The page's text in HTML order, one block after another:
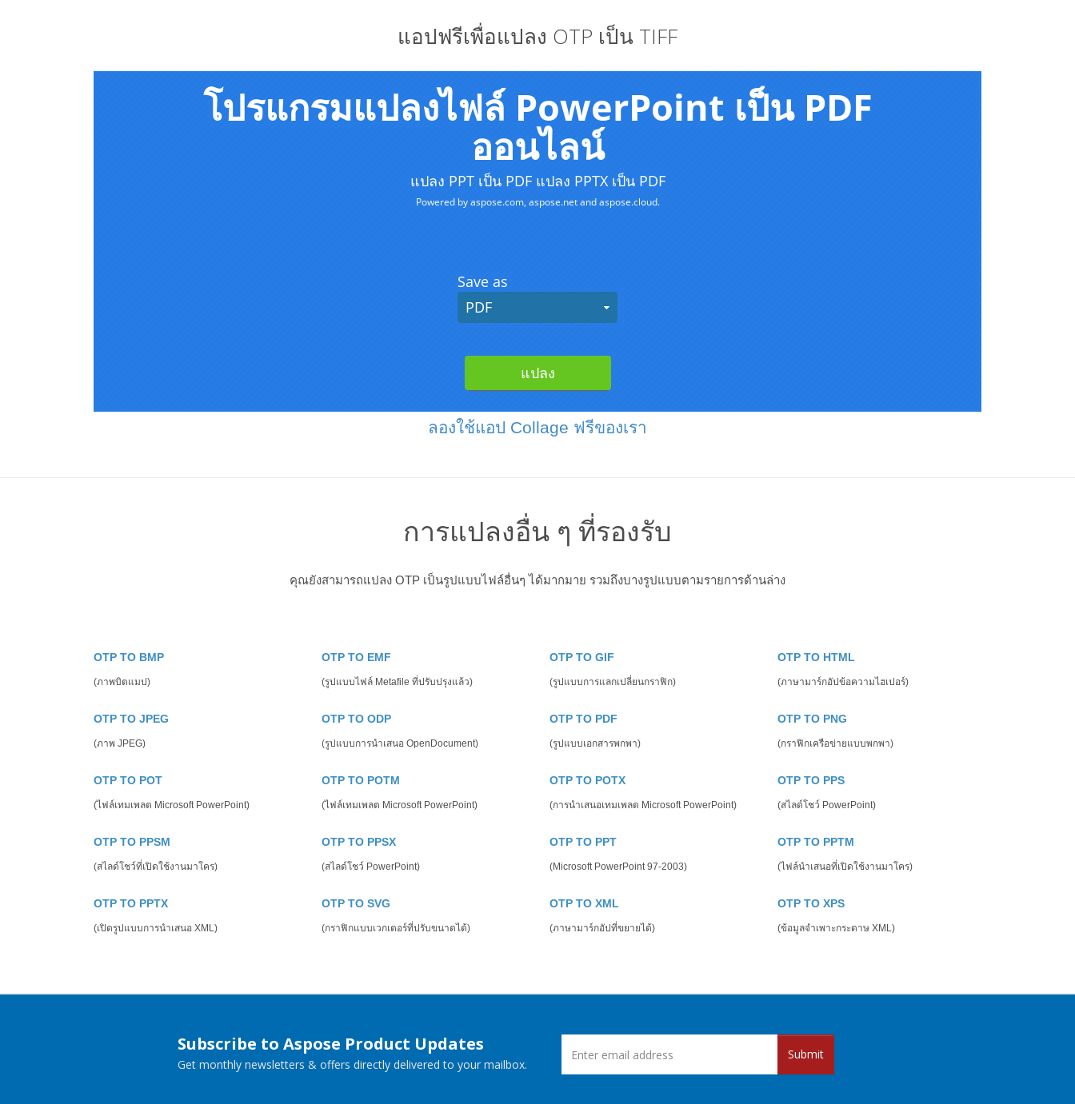
แอปฟรีเพื่อแปลง OTP เป็น TIFF
ลองใช้แอป Collage ฟรีของเรา
การแปลงอื่น ๆ ที่รองรับ
คุณยังสามารถแปลง OTP เป็นรูปแบบไฟล์อื่นๆ ได้มากมาย รวมถึงบางรูปแบบตามรายการด้านล่าง
OTP TO BMP
(ภาพบิตแมป)
OTP TO EMF
(รูปแบบไฟล์ Metafile ที่ปรับปรุงแล้ว)
OTP TO GIF
(รูปแบบการแลกเปลี่ยนกราฟิก)
OTP TO HTML
(ภาษามาร์กอัปข้อความไฮเปอร์)
OTP TO JPEG
(ภาพ JPEG)
OTP TO ODP
(รูปแบบการนำเสนอ OpenDocument)
OTP TO PDF
(รูปแบบเอกสารพกพา)
OTP TO PNG
(กราฟิกเครือข่ายแบบพกพา)
OTP TO POT
(ไฟล์เทมเพลต Microsoft PowerPoint)
OTP TO POTM
(ไฟล์เทมเพลต Microsoft PowerPoint)
OTP TO POTX
(การนำเสนอเทมเพลต Microsoft PowerPoint)
OTP TO PPS
(สไลด์โชว์ PowerPoint)
OTP TO PPSM
(สไลด์โชว์ที่เปิดใช้งานมาโคร)
OTP TO PPSX
(สไลด์โชว์ PowerPoint)
OTP TO PPT
(Microsoft PowerPoint 97-2003)
OTP TO PPTM
(ไฟล์นำเสนอที่เปิดใช้งานมาโคร)
OTP TO PPTX
(เปิดรูปแบบการนำเสนอ XML)
OTP TO SVG
(กราฟิกแบบเวกเตอร์ที่ปรับขนาดได้)
OTP TO XML
(ภาษามาร์กอัปที่ขยายได้)
OTP TO XPS
(ข้อมูลจำเพาะกระดาษ XML)
Subscribe to Aspose Product Updates
Get monthly newsletters & offers directly delivered to your mailbox.
Submit